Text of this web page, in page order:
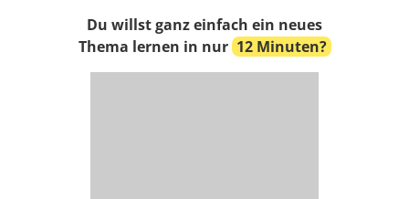
Du willst ganz einfach ein neues
Thema lernen in nur 12 Minuten?